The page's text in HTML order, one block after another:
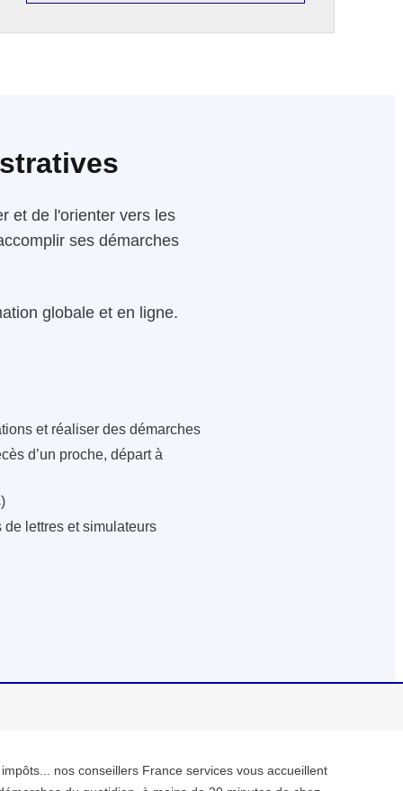
et de l'orienter vers les
ses démarches
globale et en ligne.
et réaliser des démarches
d’un proche, départ à
lettres et simulateurs
nos conseillers France services vous accueillent